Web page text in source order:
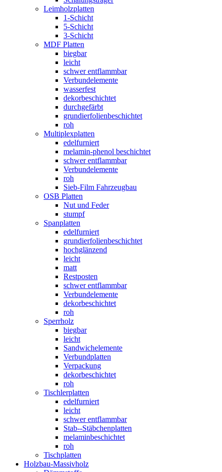
Leimholzplatten
1-Schicht
5-Schicht
3-Schicht
MDF Platten
biegbar
leicht
schwer entflammbar
Verbundelemente
wasserfest
dekorbeschichtet
durchgefärbt
grundierfolienbeschichtet
roh
Multiplexplatten
edelfurniert
melamin-phenol beschichtet
schwer entflammbar
Verbundelemente
roh
Sieb-Film Fahrzeugbau
OSB Platten
Nut und Feder
stumpf
Spanplatten
edelfurniert
grundierfolienbeschichtet
hochglänzend
leicht
matt
Restposten
schwer entflammbar
Verbundelemente
dekorbeschichtet
roh
Sperrholz
biegbar
leicht
Sandwichelemente
Verbundplatten
Verpackung
dekorbeschichtet
roh
Tischlerplatten
edelfurniert
leicht
schwer entflammbar
Stab--Stäbchenplatten
melaminbeschichtet
roh
Tischplatten
Holzbau-Massivholz